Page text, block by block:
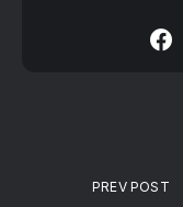
PREV POST